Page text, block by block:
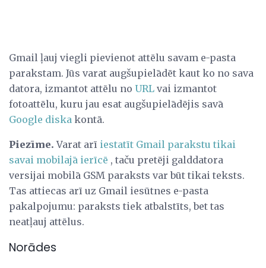
Gmail ļauj viegli pievienot attēlu savam e-pasta
parakstam. Jūs varat augšupielādēt kaut ko no sava
datora, izmantot attēlu no URL vai izmantot
fotoattēlu, kuru jau esat augšupielādējis savā
Google diska kontā.
Piezīme. Varat arī iestatīt Gmail parakstu tikai
savai mobilajā ierīcē , taču pretēji galddatora
versijai mobilā GSM paraksts var būt tikai teksts.
Tas attiecas arī uz Gmail iesūtnes e-pasta
pakalpojumu: paraksts tiek atbalstīts, bet tas
neatļauj attēlus.
Norādes